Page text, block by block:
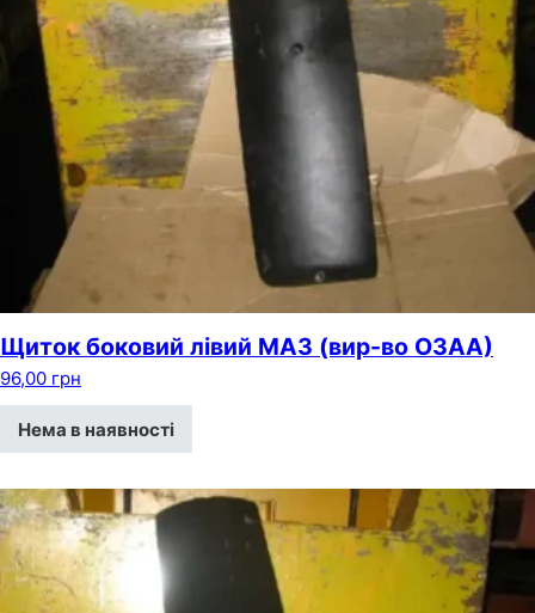
Щиток боковий лівий МАЗ (вир-во ОЗАА)
96,00 грн
Нема в наявності